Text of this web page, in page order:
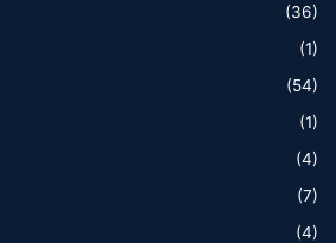
(36)
(1)
(54)
(1)
(4)
(7)
(4)